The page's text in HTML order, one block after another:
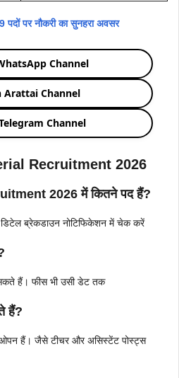
पदों पर नौकरी का सुनहरा अवसर
Channel
Arattai Channel
Channel
Recruitment 2026
2026 में कितने पद हैं?
ब्रेकडाउन नोटिफिकेशन में चेक करें
हैं। फीस भी उसी डेट तक
हैं?
ओपन हैं। जैसे टीचर और असिस्टेंट पोस्ट्स